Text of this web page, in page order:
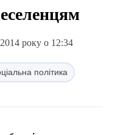
року о 12:34
політика